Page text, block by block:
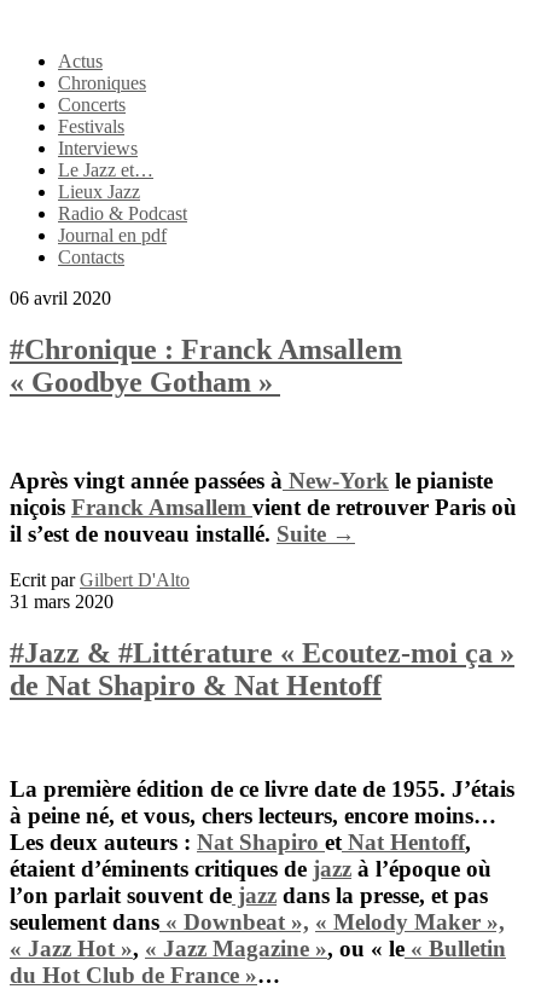
Actus
Chroniques
Concerts
Festivals
Interviews
Le Jazz et…
Lieux Jazz
Radio & Podcast
Journal en pdf
Contacts
06 avril 2020
#Chronique : Franck Amsallem
« Goodbye Gotham »
Après vingt année passées à New-York le pianiste
niçois Franck Amsallem vient de retrouver Paris où
il s’est de nouveau installé. Suite →
Ecrit parGilbert D'Alto
31 mars 2020
#Jazz & #Littérature « Ecoutez-moi ça »
de Nat Shapiro & Nat Hentoff
La première édition de ce livre date de 1955. J’étais
à peine né, et vous, chers lecteurs, encore moins…
Les deux auteurs : Nat Shapiro et Nat Hentoff,
étaient d’éminents critiques de jazz à l’époque où
l’on parlait souvent de jazz dans la presse, et pas
seulement dans « Downbeat », « Melody Maker »,
« Jazz Hot », « Jazz Magazine », ou « le « Bulletin
du Hot Club de France »…